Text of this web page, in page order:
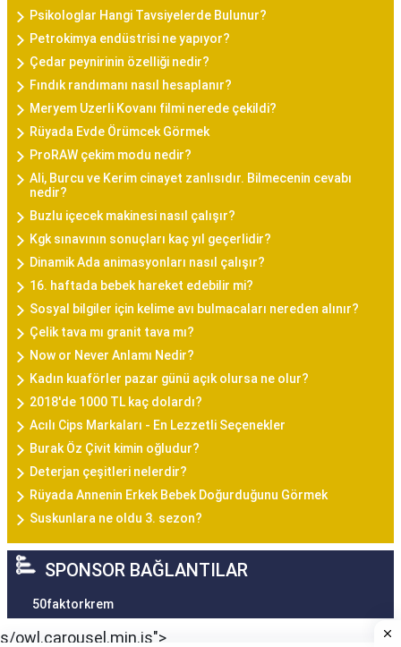
Psikologlar Hangi Tavsiyelerde Bulunur?
Petrokimya endüstrisi ne yapıyor?
Çedar peynirinin özelliği nedir?
Fındık randımanı nasıl hesaplanır?
Meryem Uzerli Kovanı filmi nerede çekildi?
Rüyada Evde Örümcek Görmek
ProRAW çekim modu nedir?
Ali, Burcu ve Kerim cinayet zanlısıdır. Bilmecenin cevabı
nedir?
Buzlu içecek makinesi nasıl çalışır?
Kgk sınavının sonuçları kaç yıl geçerlidir?
Dinamik Ada animasyonları nasıl çalışır?
16. haftada bebek hareket edebilir mi?
Sosyal bilgiler için kelime avı bulmacaları nereden alınır?
Çelik tava mı granit tava mı?
Now or Never Anlamı Nedir?
Kadın kuaförler pazar günü açık olursa ne olur?
2018'de 1000 TL kaç dolardı?
Acılı Cips Markaları - En Lezzetli Seçenekler
Burak Öz Çivit kimin oğludur?
Deterjan çeşitleri nelerdir?
Rüyada Annenin Erkek Bebek Doğurduğunu Görmek
Suskunlara ne oldu 3. sezon?
SPONSOR BAĞLANTILAR
50faktorkrem
s/owl.carousel.min.js">